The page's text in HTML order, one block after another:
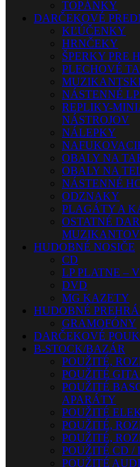
TOPÁNKY
DARČEKOVÉ
KĽÚČENKY
HRNČEKY
ŠPERKY PRE
PLECHOVÉ
NÁSTENNÉ
REPLIKY-
NÁSTROJOV
NÁLEPKY
OBALY NA
OBALY NA
NÁSTENNÉ
ODZNAKY
PLAGÁTY A
OSTATNÉ
MUZIKANTOV
HUDOBNÉ NOSIČE
CD
LP PLATNE –
DVD
MG KAZETY
HUDOBNÉ
GRAMOFÓNY
DARČEKOVÉ
B-STOCK/BAZÁR
POUŽITÉ,
POUŽITÉ
POUŽITÉ
APARÁTY
POUŽITÉ
POUŽITÉ,
POUŽITÉ,
POUŽITÉ CD /
POUŽITÉ